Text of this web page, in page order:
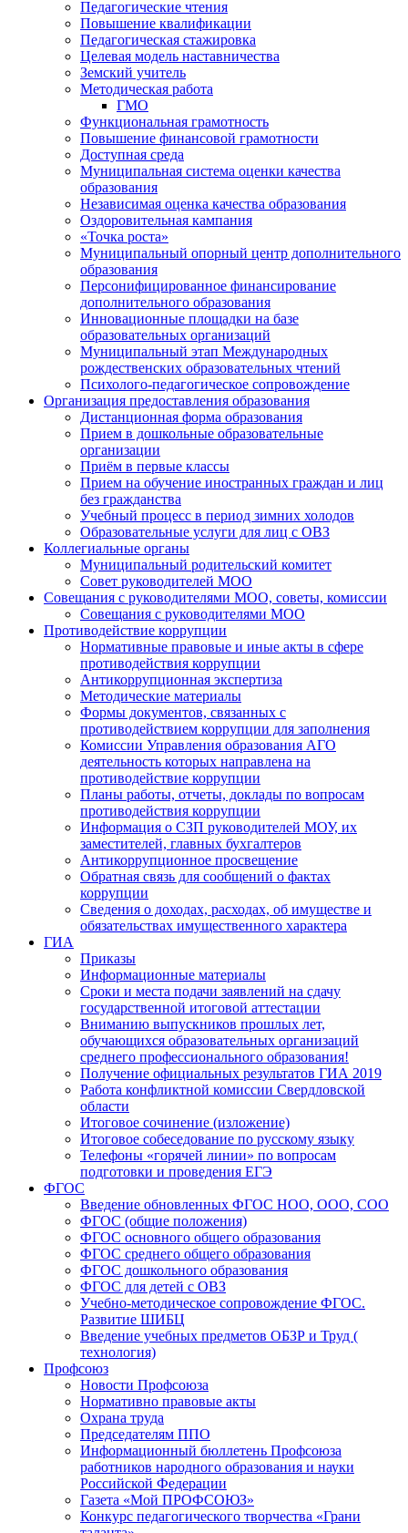
Педагогические чтения
Повышение квалификации
Педагогическая стажировка
Целевая модель наставничества
Земский учитель
Методическая работа
ГМО
Функциональная грамотность
Повышение финансовой грамотности
Доступная среда
Муниципальная система оценки качества
образования
Независимая оценка качества образования
Оздоровительная кампания
«Точка роста»
Муниципальный опорный центр дополнительного
образования
Персонифицированное финансирование
дополнительного образования
Инновационные площадки на базе
образовательных организаций
Муниципальный этап Международных
рождественских образовательных чтений
Психолого-педагогическое сопровождение
Организация предоставления образования
Дистанционная форма образования
Прием в дошкольные образовательные
организации
Приём в первые классы
Прием на обучение иностранных граждан и лиц
без гражданства
Учебный процесс в период зимних холодов
Образовательные услуги для лиц с ОВЗ
Коллегиальные органы
Муниципальный родительский комитет
Совет руководителей МОО
Совещания с руководителями МОО, советы, комиссии
Совещания с руководителями МОО
Противодействие коррупции
Нормативные правовые и иные акты в сфере
противодействия коррупции
Антикоррупционная экспертиза
Методические материалы
Формы документов, связанных с
противодействием коррупции для заполнения
Комиссии Управления образования АГО
деятельность которых направлена на
противодействие коррупции
Планы работы, отчеты, доклады по вопросам
противодействия коррупции
Информация о СЗП руководителей МОУ, их
заместителей, главных бухгалтеров
Антикоррупционное просвещение
Обратная связь для сообщений о фактах
коррупции
Сведения о доходах, расходах, об имуществе и
обязательствах имущественного характера
ГИА
Приказы
Информационные материалы
Сроки и места подачи заявлений на сдачу
государственной итоговой аттестации
Вниманию выпускников прошлых лет,
обучающихся образовательных организаций
среднего профессионального образования!
Получение официальных результатов ГИА 2019
Работа конфликтной комиссии Свердловской
области
Итоговое сочинение (изложение)
Итоговое собеседование по русскому языку
Телефоны «горячей линии» по вопросам
подготовки и проведения ЕГЭ
ФГОС
Введение обновленных ФГОС НОО, ООО, СОО
ФГОС (общие положения)
ФГОС основного общего образования
ФГОС среднего общего образования
ФГОС дошкольного образования
ФГОС для детей с ОВЗ
Учебно-методическое сопровождение ФГОС.
Развитие ШИБЦ
Введение учебных предметов ОБЗР и Труд (
технология)
Профсоюз
Новости Профсоюза
Нормативно правовые акты
Охрана труда
Председателям ППО
Информационный бюллетень Профсоюза
работников народного образования и науки
Российской Федерации
Газета «Мой ПРОФСОЮЗ»
Конкурс педагогического творчества «Грани